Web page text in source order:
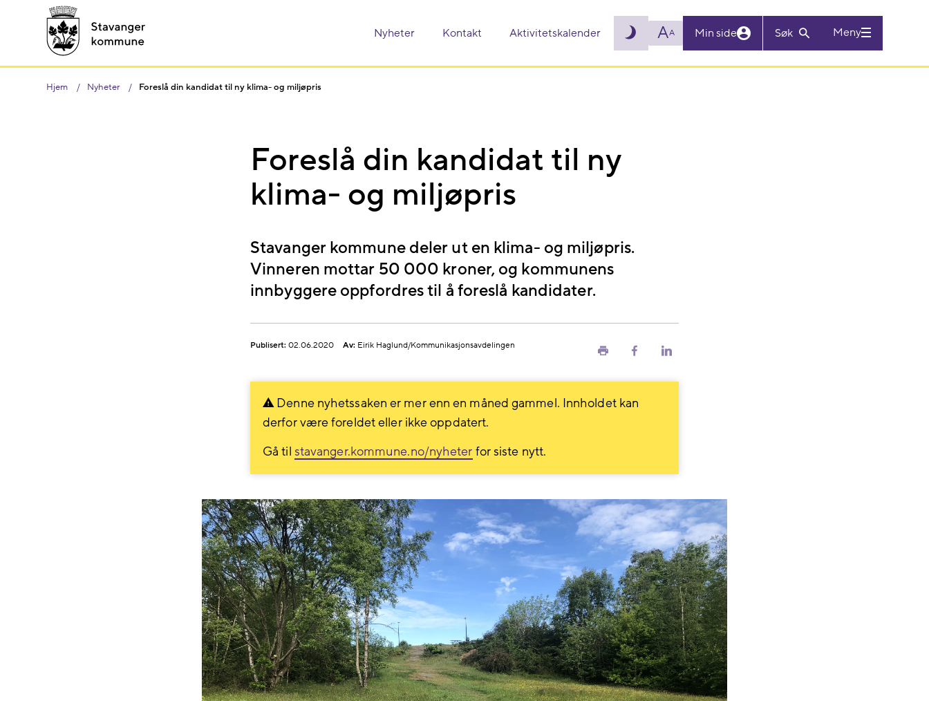
Nyheter Kontakt Aktivitetskalender AA Min side Søk Meny
Hjem Nyheter Foreslå din kandidat til ny klima- og miljøpris
Foreslå din kandidat til ny
klima- og miljøpris
Stavanger kommune deler ut en klima- og miljøpris.
Vinneren mottar 50 000 kroner, og kommunens
innbyggere oppfordres til å foreslå kandidater.
Publisert: 02.06.2020 Av: Eirik Haglund/Kommunikasjonsavdelingen
Skriv Del
Del
Denne nyhetssaken er mer enn en måned gammel. Innholdet kan
derfor være foreldet eller ikke oppdatert.
Gå til stavanger.kommune.no/nyheter for siste nytt.